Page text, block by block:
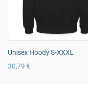
Unisex Hoody S-XXXL
30,79 €